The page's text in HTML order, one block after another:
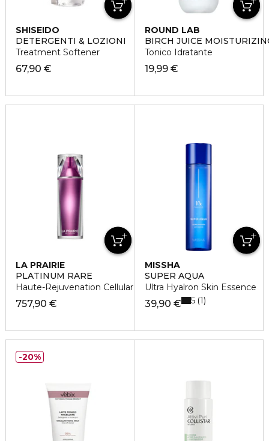
SHISEIDO
DETERGENTI & LOZIONI
Treatment Softener
67,90 €
ROUND LAB
BIRCH JUICE
Tonico Idratante
19,99 €
LA PRAIRIE
PLATINUM RARE
Haute-Rejuvenation Cellular Life-Lotion
757,90 €
MISSHA
SUPER AQUA
Ultra Hyalron Skin Essence
39,90 € 5 1
20%